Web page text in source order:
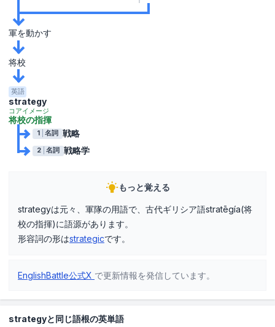
軍を動かす
将校
英語
strategy
コアイメージ
将校の指揮
1 名詞 戦略
2 名詞 戦略学
もっと覚える
strategyは元々、軍隊の用語で、古代ギリシア語stratēgía(将
校の指揮)に語源があります。
形容詞の形はstrategicです。
EnglishBattle公式X で更新情報を発信しています。
strategyと同じ語根の英単語